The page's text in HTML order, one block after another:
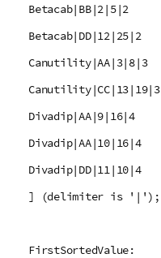
Betacab|BB|2|5|2
Betacab|DD|12|25|2
Canutility|AA|3|8|3
Canutility|CC|13|19|3
Divadip|AA|9|16|4
Divadip|AA|10|16|4
Divadip|DD|11|10|4
] (delimiter is '|');
FirstSortedValue: